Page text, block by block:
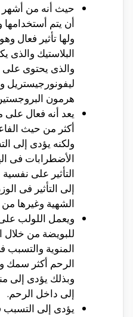
حيث أنه من أشهر
أن يتم أستخدامها
ولها تأثير فعال
والذى يحتوى
ليفونورجيستريل
هرمون
أكثر من حيث
ولكنه يؤدى إلى
الأضطرابات فى
التأثير على
إلى التأثير فى
الشهية وغيرها من
ويعمل اللولب
للبويضة من خلال
المنوية
الرحم أكثر سمك
وبذلك يؤدى إلى
إلى داخل الرحم.
يؤدى إلى